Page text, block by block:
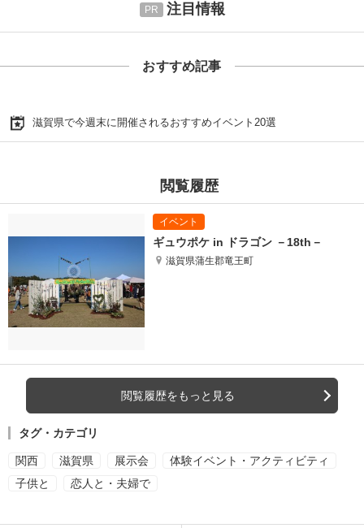
注目情報
おすすめ記事
滋賀県で今週末に開催されるおすすめイベント20選
閲覧履歴
ギュウポケ in ドラゴン －18th－
滋賀県蒲生郡竜王町
閲覧履歴をもっと見る
タグ・カテゴリ
関西 滋賀県 展示会
体験イベント・アクティビティ
子供と
恋人と・夫婦で